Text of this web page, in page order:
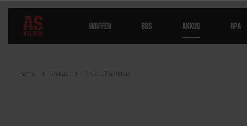
WAFFEN BBS AKKUS HPA
Home Akkus 7.4 V LiPo Akkus